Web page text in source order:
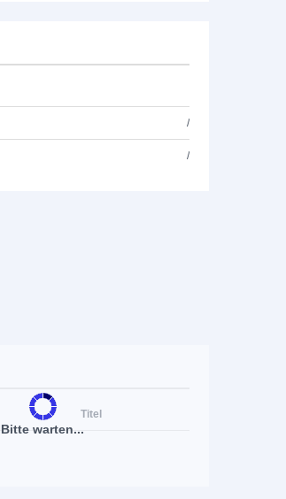
/
/
Bitte warten...
Titel